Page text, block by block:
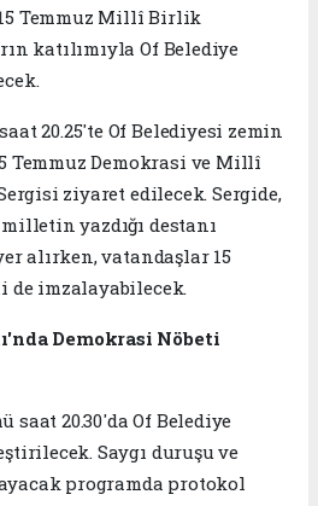
Temmuz Millî Birlik
katılımıyla Of Belediye
20.25'te Of Belediyesi zemin
Temmuz Demokrasi ve Millî
ziyaret edilecek. Sergide,
yazdığı destanı
alırken, vatandaşlar 15
de imzalayabilecek.
Demokrasi Nöbeti
saat 20.30'da Of Belediye
Saygı duruşu ve
programda protokol